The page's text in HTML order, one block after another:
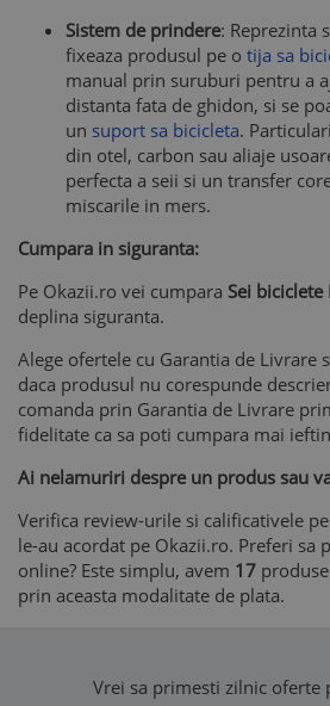
Sistem de prindere: Reprezinta
fixeaza produsul pe o tija sa
manual prin suruburi pentru a
distanta fata de ghidon, si se
un suport sa bicicleta.
din otel, carbon sau aliaje
perfecta a seii si un transfer
miscarile in mers.
Cumpara in siguranta:
Pe Okazii.ro vei cumpara Sei biciclete
deplina siguranta.
Alege ofertele cu Garantia de Livrare
daca produsul nu corespunde
comanda prin Garantia de Livrare
fidelitate ca sa poti cumpara mai
Ai nelamuriri despre un produs sau
Verifica review-urile si calificativele
le-au acordat pe Okazii.ro. Preferi sa
online? Este simplu, avem 17
prin aceasta modalitate de plata.
Vrei sa primesti zilnic oferte